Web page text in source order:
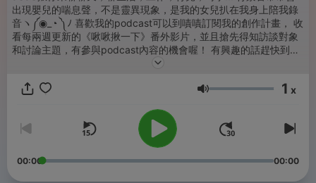
出現嬰兒的喘息聲，不是靈異現象，是我的女兒扒在我身上陪我錄
音ヽ༼◉_◔ ༽ﾉ 喜歡我的podcast可以到嘖嘖訂閱我的創作計畫， 收
看每兩週更新的《啾啾揪一下》番外影片，並且搶先得知訪談對象
和討論主題，有參與podcast內容的機會喔！ 有興趣的話趕快到以
Lautstärke 1 x
00:00 00:00